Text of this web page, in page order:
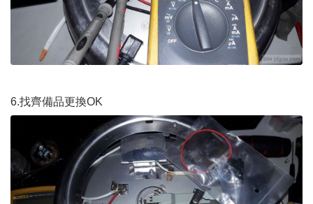
6.找齊備品更換OK